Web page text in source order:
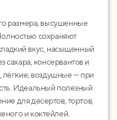
размера, высушенные
сохраняют
вкус, насыщенный
сахара, консервантов и
лёгкие, воздушные — при
Идеальный полезный
для десертов, тортов,
и коктейлей.